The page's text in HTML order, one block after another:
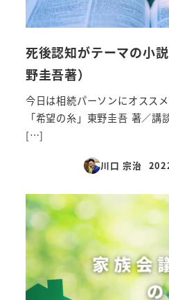
死後認知がテーマの小
野圭吾著）
今日は相続パーソンにオスス
「希望の糸」東野圭吾 著／講
[…]
川口 宗治
投